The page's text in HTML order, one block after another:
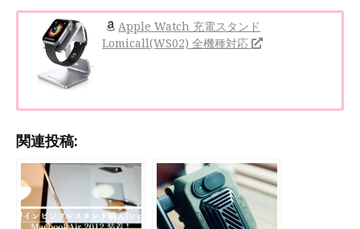
Apple Watch 充電スタンド
Lomicall(WS02) 全機種対応
関連投稿: